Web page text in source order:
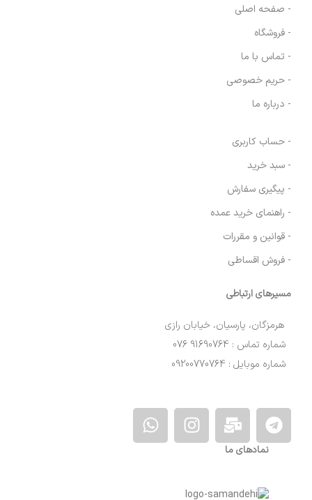
- صفحه اصلی
- فروشگاه
- تماس با ما
- حریم خصوصی
- درباره ما
- حساب کاربری
- سبد خرید
- پیگیری سفارش
- راهنمای خرید عمده
- قوانین و مقررات
- فروش اقساطی
مسیرهای ارتباطی
هرمزگان، پارسیان، خیابان رازی
شماره تماس : 91690764 076
شماره موبایل : 09200770764
نمادهای ما